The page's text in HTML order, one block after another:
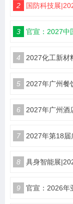
2 国防科技展
3 官宣：2027中
4 2027化工新材
5 2027年广州餐
6 2027年广州酒
7 2027年第18届
8 具身智能展
9 官宣：2026年